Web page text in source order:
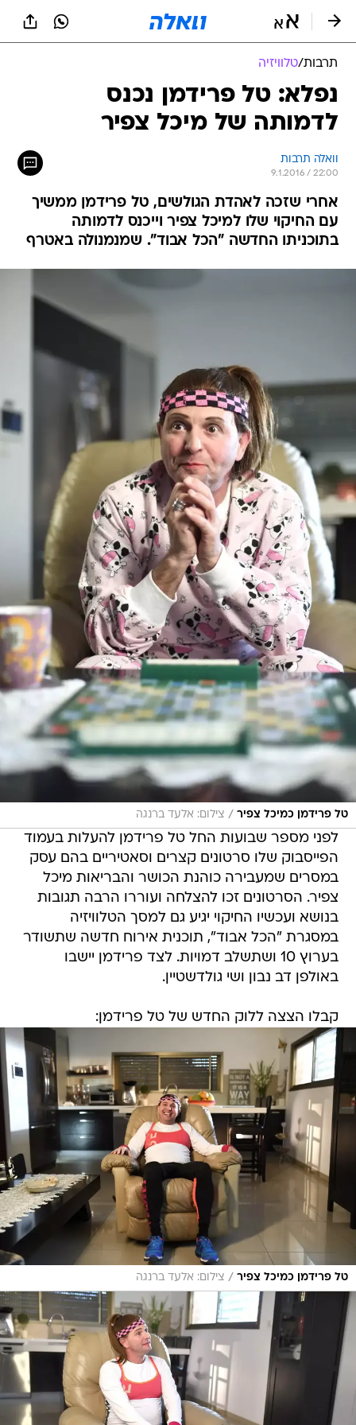
תרבות/טלוויזיה
נפלא: טל פרידמן נכנס
לדמותה של מיכל צפיר
וואלה תרבות
9.1.2016 / 22:00
אחרי שזכה לאהדת הגולשים, טל פרידמן ממשיך
עם החיקוי שלו למיכל צפיר וייכנס לדמותה
בתוכניתו החדשה "הכל אבוד". שמנמנולה באטרף
טל פרידמן כמיכל צפיר / צילום: אלעד ברנגה
לפני מספר שבועות החל טל פרידמן להעלות בעמוד
הפייסבוק שלו סרטונים קצרים וסאטיריים בהם עסק
במסרים שמעבירה כוהנת הכושר והבריאות מיכל
צפיר. הסרטונים זכו להצלחה ועוררו הרבה תגובות
בנושא ועכשיו החיקוי יגיע גם למסך הטלוויזיה
במסגרת "הכל אבוד", תוכנית אירוח חדשה שתשודר
בערוץ 10 ושתשלב דמויות. לצד פרידמן יישבו
באולפן דב נבון ושי גולדשטיין.
קבלו הצצה ללוק החדש של טל פרידמן:
טל פרידמן כמיכל צפיר / צילום: אלעד ברנגה